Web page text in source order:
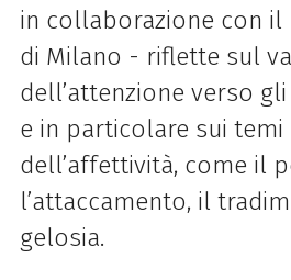
in collaborazione con il
di Milano - riflette sul
dell’attenzione verso
e in particolare sui temi
dell’affettività, come il
l’attaccamento, il
gelosia.